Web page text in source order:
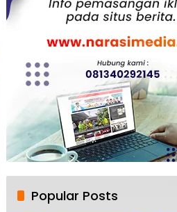
Popular Posts